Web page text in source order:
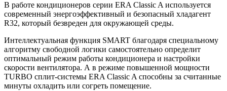
В работе кондиционеров серии ERA Classic A используется
современный энергоэффективный и безопасный хладагент
R32, который безвреден для окружающей среды.
Интеллектуальная функция SMART благодаря специальному
алгоритму свободной логики самостоятельно определит
оптимальный режим работы кондиционера и настройки
скорости вентилятора. А в режиме повышенной мощности
TURBO сплит-системы ERA Classic A способны за считанные
минуты охладить или согреть помещение.